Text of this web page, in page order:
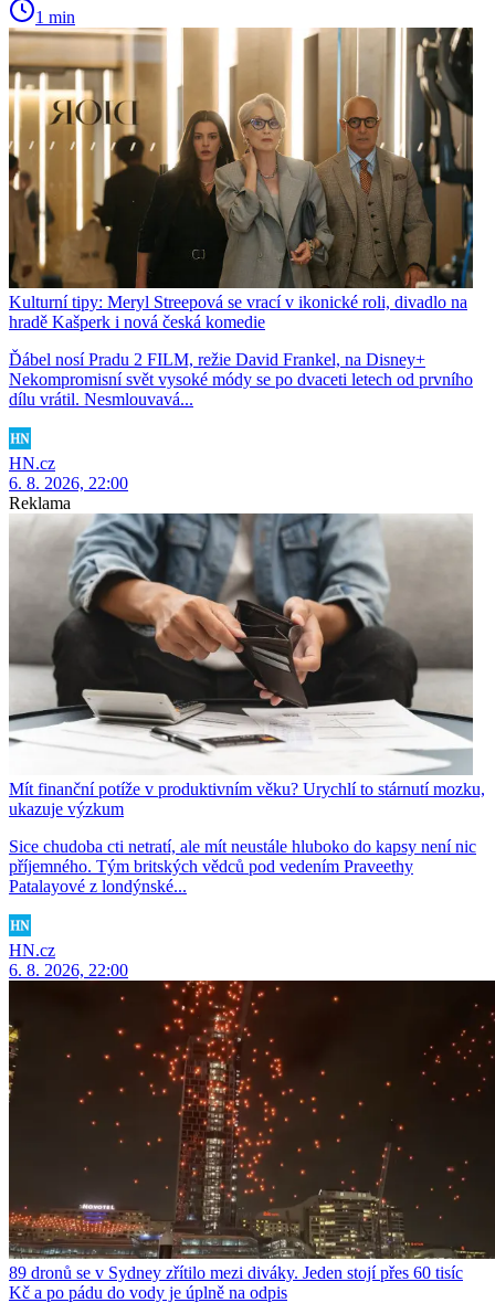
1 min
Kulturní tipy: Meryl Streepová se vrací v ikonické roli, divadlo na
hradě Kašperk i nová česká komedie
Ďábel nosí Pradu 2 FILM, režie David Frankel, na Disney+
Nekompromisní svět vysoké módy se po dvaceti letech od prvního
dílu vrátil. Nesmlouvavá...
HN.cz
6. 8. 2026, 22:00
Reklama
Mít finanční potíže v produktivním věku? Urychlí to stárnutí mozku,
ukazuje výzkum
Sice chudoba cti netratí, ale mít neustále hluboko do kapsy není nic
příjemného. Tým britských vědců pod vedením Praveethy
Patalayové z londýnské...
HN.cz
6. 8. 2026, 22:00
89 dronů se v Sydney zřítilo mezi diváky. Jeden stojí přes 60 tisíc
Kč a po pádu do vody je úplně na odpis